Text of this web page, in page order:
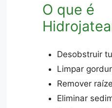
O que é
Desobstruir
Limpar
Remover
Eliminar